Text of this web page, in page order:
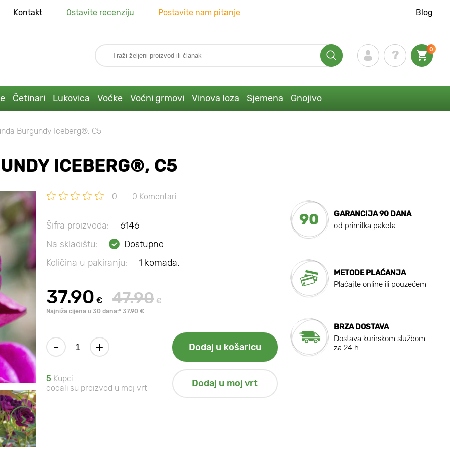
Kontakt Ostavite recenziju Postavite nam pitanje Blog
0
Četinari Lukovica Voćke Voćni grmovi Vinova loza Sjemena Gnojivo
Burgundy Iceberg®, C5
ICEBERG®, C5
0 0 Komentari
Šifra proizvoda:
6146
Na skladištu:
Dostupno
Količina u pakiranju:
1 komada.
37.90 € 47.90 €
Najniža cijena u 30 dana:* 37.90 €
- + Dodaj u košaricu
5 Kupci
dodali su proizvod u moj vrt
Dodaj u moj vrt
90
GARANCIJA 90 DANA
od primitka paketa
METODE PLAĆANJA
Plaćajte online ili pouzećem
BRZA DOSTAVA
Dostava kurirskom službom
za 24 h